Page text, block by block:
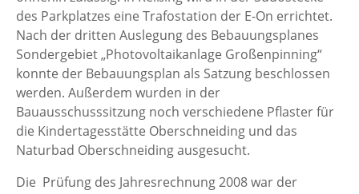
des Parkplatzes eine Trafostation der E-On errichtet.
Nach der dritten Auslegung des Bebauungsplanes
Sondergebiet „Photovoltaikanlage Großenpinning“
konnte der Bebauungsplan als Satzung beschlossen
werden. Außerdem wurden in der
Bauausschusssitzung noch verschiedene Pflaster für
die Kindertagesstätte Oberschneiding und das
Naturbad Oberschneiding ausgesucht.
Die Prüfung des Jahresrechnung 2008 war der